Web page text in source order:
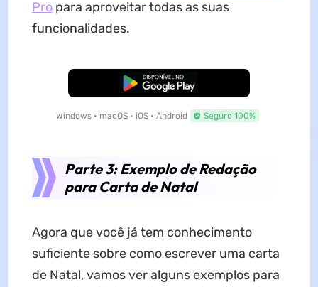
Propara aproveitar todas as suas
funcionalidades.
Baixar Grátis
Windows • macOS • iOS • Android Seguro 100%
Parte 3: Exemplo de Redação
para Carta de Natal
Agora que você já tem conhecimento
suficiente sobre como escrever uma carta
de Natal, vamos ver alguns exemplos para